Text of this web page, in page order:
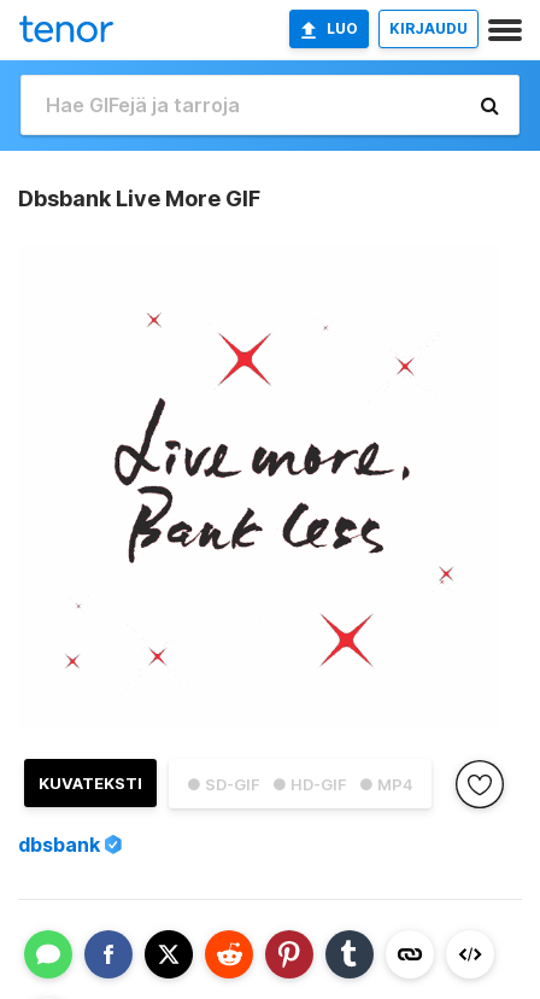
LUO KIRJAUDU
Dbsbank Live More GIF
● SD-GIF ● HD-GIF ● MP4
KUVATEKSTI
dbsbank